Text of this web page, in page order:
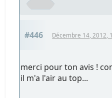
#446 Décembre 14, 2012,
merci pour ton avis !
il m'a l'air au top...